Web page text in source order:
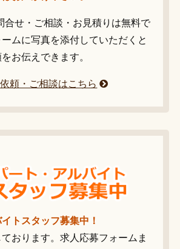
合せ・ご相談・お見積りは無料で
ムに写真を添付していただくと
お伝えできます。
頼・ご相談はこちら
トスタッフ募集中！
おります。求人応募フォームま